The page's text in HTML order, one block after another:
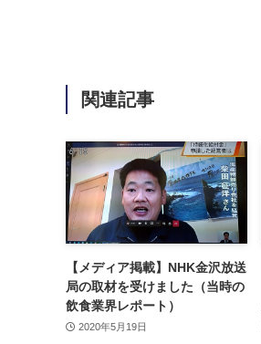
関連記事
【メディア掲載】NHK金沢放送
局の取材を受けました（当時の
飲食業界レポート）
2020年5月19日